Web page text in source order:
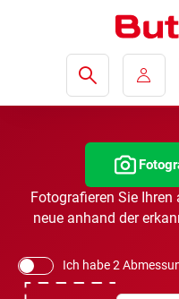
Fotografieren Sie
neue anhand der
Ich habe 2